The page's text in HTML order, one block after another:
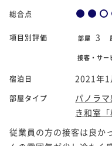
総合点
項目別評価 部屋 3
接客・サー
宿泊日 2021年1
部屋タイプ
パノラ
き和室
従業員の方の接客は良か